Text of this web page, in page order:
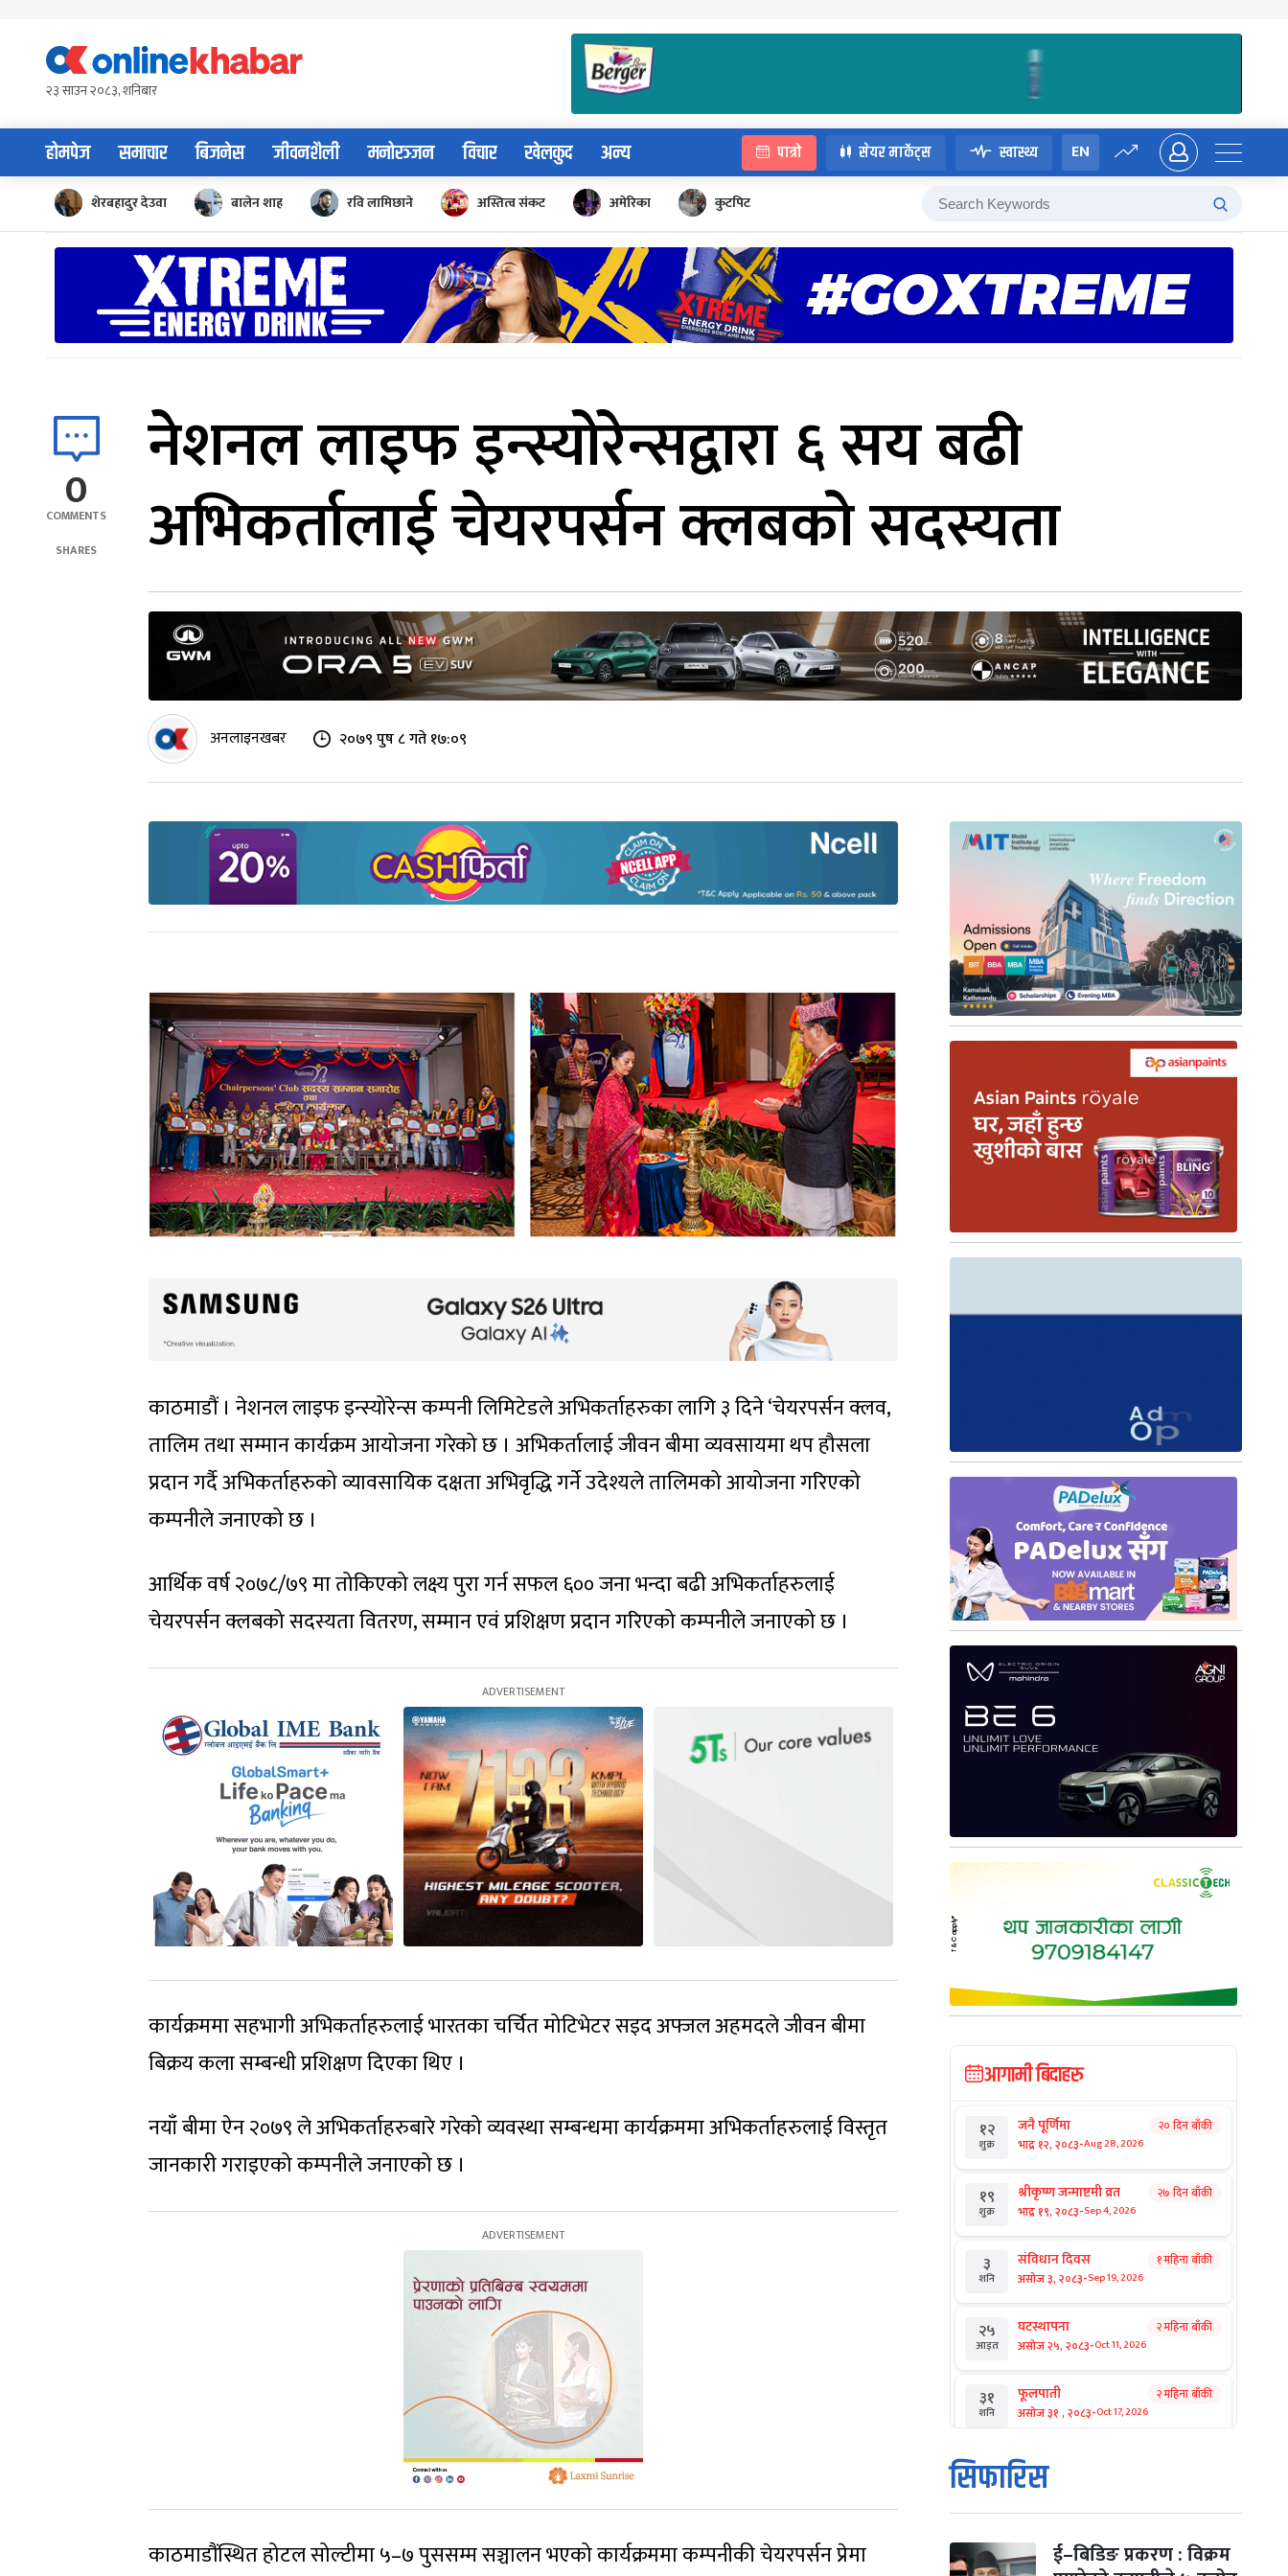
content२३ साउन २०८३, शनिबार
होमपेज समाचार बिजनेस जीवनशैली मनोरञ्जन विचार खेलकुद अन्य पात्रो सेयर मार्केट्स स्वास्थ्य EN
शेरबहादुर देउवा बालेन शाह रवि लामिछाने अस्तित्व संकट अमेरिका कुटपिट
0
COMMENTS
SHARES
नेशनल लाइफ इन्स्योरेन्सद्वारा ६ सय बढी
अभिकर्तालाई चेयरपर्सन क्लबको सदस्यता
अनलाइनखबर २०७९ पुष ८ गते १७:०९
काठमाडौं । नेशनल लाइफ इन्स्योरेन्स कम्पनी लिमिटेडले अभिकर्ताहरुका लागि ३ दिने ‘चेयरपर्सन क्लव,
तालिम तथा सम्मान कार्यक्रम आयोजना गरेको छ । अभिकर्तालाई जीवन बीमा व्यवसायमा थप हौसला
प्रदान गर्दै अभिकर्ताहरुको व्यावसायिक दक्षता अभिवृद्धि गर्ने उदेश्यले तालिमको आयोजना गरिएको
कम्पनीले जनाएको छ ।
आर्थिक वर्ष २०७८/७९ मा तोकिएको लक्ष्य पुरा गर्न सफल ६०० जना भन्दा बढी अभिकर्ताहरुलाई
चेयरपर्सन क्लबको सदस्यता वितरण, सम्मान एवं प्रशिक्षण प्रदान गरिएको कम्पनीले जनाएको छ ।
कार्यक्रममा सहभागी अभिकर्ताहरुलाई भारतका चर्चित मोटिभेटर सइद अफ्जल अहमदले जीवन बीमा
बिक्रय कला सम्बन्धी प्रशिक्षण दिएका थिए ।
नयाँ बीमा ऐन २०७९ ले अभिकर्ताहरुबारे गरेको व्यवस्था सम्बन्धमा कार्यक्रममा अभिकर्ताहरुलाई विस्तृत
जानकारी गराइएको कम्पनीले जनाएको छ ।
काठमाडौंस्थित होटल सोल्टीमा ५–७ पुससम्म सञ्चालन भएको कार्यक्रममा कम्पनीकी चेयरपर्सन प्रेमा
आगामी बिदाहरु
१२
शुक्र
जनै पूर्णिमा
भाद्र १२, २०८३-Aug 28, 2026
२० दिन बाँकी
१९
शुक्र
श्रीकृष्ण जन्माष्टमी व्रत
भाद्र १९, २०८३-Sep 4, 2026
२७ दिन बाँकी
३
शनि
संविधान दिवस
असोज ३, २०८३-Sep 19, 2026
१ महिना बाँकी
२५
आइत
घटस्थापना
असोज २५, २०८३-Oct 11, 2026
२ महिना बाँकी
३१
शनि
फूलपाती
असोज ३१ , २०८३-Oct 17, 2026
२ महिना बाँकी
१
आइत
कार्तिक सङ्क्रान्ति
कार्तिक १, २०८३
मंगल कार्तिक ३, २०८३-Oct 20, 2026
सिफारिस
ई–बिडिङ प्रकरण : विक्रम